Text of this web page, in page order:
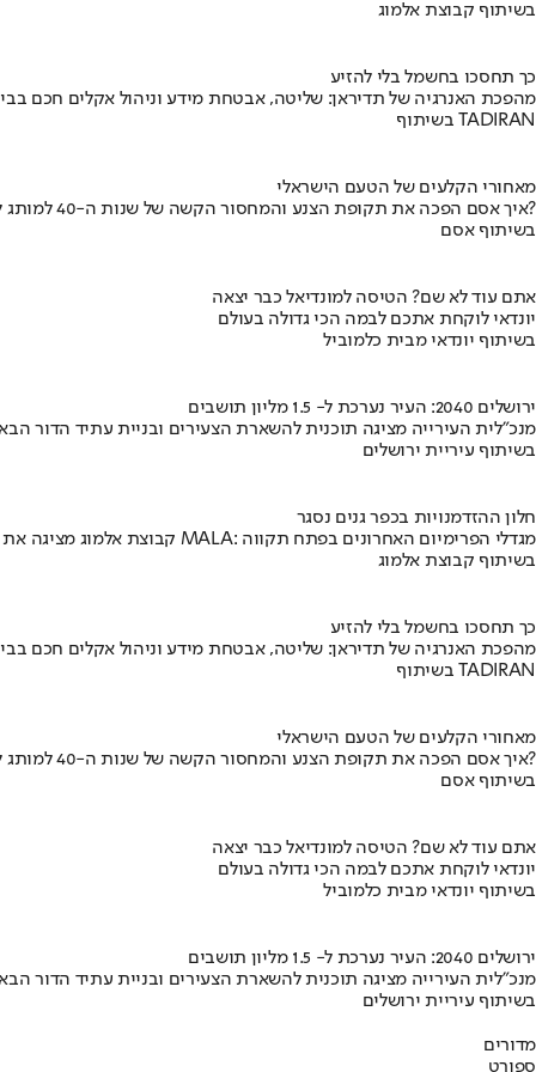
בשיתוף קבוצת אלמוג
כך תחסכו בחשמל בלי להזיע
מהפכת האנרגיה של תדיראן: שליטה, אבטחת מידע וניהול אקלים חכם
בשיתוף TADIRAN
מאחורי הקלעים של הטעם הישראלי
איך אסם הפכה את תקופת הצנע והמחסור הקשה של שנות ה-40 למותג לאומי?
בשיתוף אסם
אתם עוד לא שם? הטיסה למונדיאל כבר יצאה
יונדאי לוקחת אתכם לבמה הכי גדולה בעולם
בשיתוף יונדאי מבית כלמוביל
ירושלים 2040: העיר נערכת ל- 1.5 מליון תושבים
מנכ"לית העירייה מציגה תוכנית להשארת הצעירים ובניית עתיד הדור
בשיתוף עיריית ירושלים
חלון ההזדמנויות בכפר גנים נסגר
קבוצת אלמוג מציגה את פרויקט MALA: מגדלי הפרימיום האחרונים בפתח תקווה
בשיתוף קבוצת אלמוג
כך תחסכו בחשמל בלי להזיע
מהפכת האנרגיה של תדיראן: שליטה, אבטחת מידע וניהול אקלים חכם
בשיתוף TADIRAN
מאחורי הקלעים של הטעם הישראלי
איך אסם הפכה את תקופת הצנע והמחסור הקשה של שנות ה-40 למותג לאומי?
בשיתוף אסם
אתם עוד לא שם? הטיסה למונדיאל כבר יצאה
יונדאי לוקחת אתכם לבמה הכי גדולה בעולם
בשיתוף יונדאי מבית כלמוביל
ירושלים 2040: העיר נערכת ל- 1.5 מליון תושבים
מנכ"לית העירייה מציגה תוכנית להשארת הצעירים ובניית עתיד הדור
בשיתוף עיריית ירושלים
מדורים
ספורט